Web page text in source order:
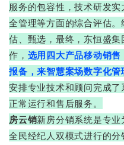
服务的包容性，技术研发
全管理等方面的综合评估。
估、甄选， 最终，东恒盛
作， 选用四大产品移动销
报备，来智慧案场数字化管
安排专业技术和顾问完成
正常运行和售后服务。
房云销新房分销系统是专
全民经纪人双模式进行的分